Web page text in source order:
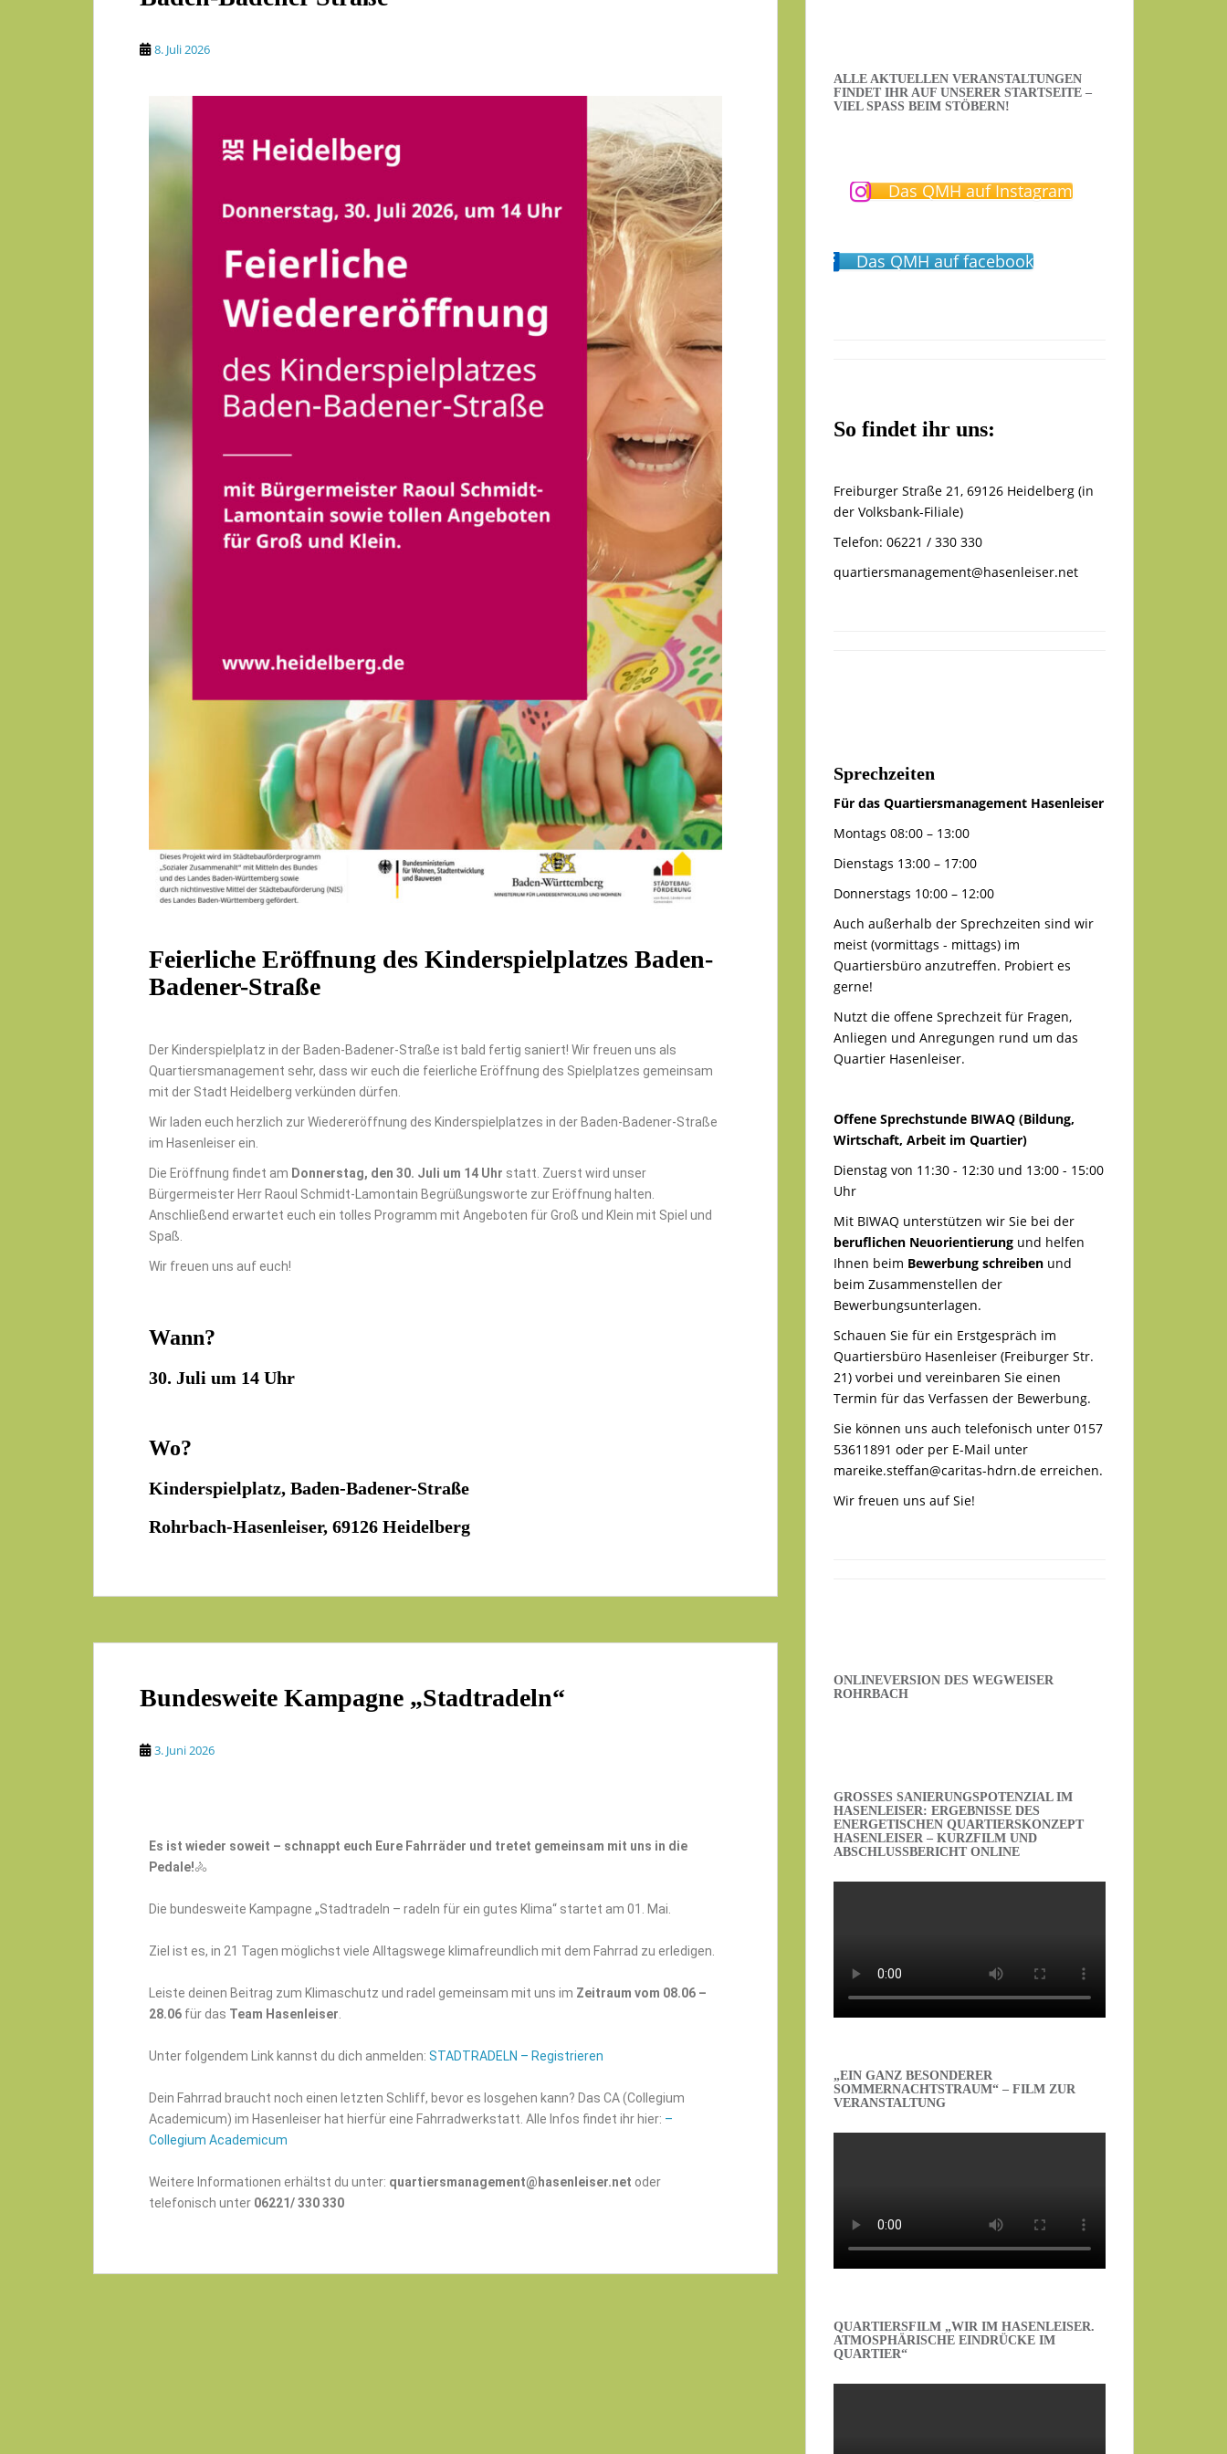
8. Juli 2026
Feierliche Eröffnung des Kinderspielplatzes Baden-
Badener-Straße
Der Kinderspielplatz in der Baden-Badener-Straße ist bald fertig saniert! Wir freuen uns als
Quartiersmanagement sehr, dass wir euch die feierliche Eröffnung des Spielplatzes gemeinsam
mit der Stadt Heidelberg verkünden dürfen.
Wir laden euch herzlich zur Wiedereröffnung des Kinderspielplatzes in der Baden-Badener-Straße
im Hasenleiser ein.
Die Eröffnung findet am Donnerstag, den 30. Juli um 14 Uhr statt. Zuerst wird unser
Bürgermeister Herr Raoul Schmidt-Lamontain Begrüßungsworte zur Eröffnung halten.
Anschließend erwartet euch ein tolles Programm mit Angeboten für Groß und Klein mit Spiel und
Spaß.
Wir freuen uns auf euch!
Wann?
30. Juli um 14 Uhr
Wo?
Kinderspielplatz, Baden-Badener-Straße
Rohrbach-Hasenleiser, 69126 Heidelberg
Bundesweite Kampagne „Stadtradeln“
3. Juni 2026
Es ist wieder soweit – schnappt euch Eure Fahrräder und tretet gemeinsam mit uns in die
Pedale!🚴
Die bundesweite Kampagne „Stadtradeln – radeln für ein gutes Klima“ startet am 01. Mai.
Ziel ist es, in 21 Tagen möglichst viele Alltagswege klimafreundlich mit dem Fahrrad zu erledigen.
Leiste deinen Beitrag zum Klimaschutz und radel gemeinsam mit uns im Zeitraum vom 08.06 –
28.06 für das Team Hasenleiser
Unter folgendem Link kannst du dich anmelden: STADTRADELN – Registrieren
Dein Fahrrad braucht noch einen letzten Schliff, bevor es losgehen kann? Das CA (Collegium
Academicum) im Hasenleiser hat hierfür eine Fahrradwerkstatt. Alle Infos findet ihr hier: –
Collegium Academicum
Weitere Informationen erhältst du unter: quartiersmanagement@hasenleiser.net oder
telefonisch unter 06221/ 330 330
ALLE AKTUELLEN VERANSTALTUNGEN
FINDET IHR AUF UNSERER STARTSEITE –
VIEL SPASS BEIM STÖBERN!
Das QMH auf Instagram
Das QMH auf facebook
So findet ihr uns:
Freiburger Straße 21, 69126 Heidelberg (in
der Volksbank-Filiale)
Telefon: 06221 / 330 330
quartiersmanagement@hasenleiser.net
Sprechzeiten
Für das Quartiersmanagement Hasenleiser
Montags 08:00 – 13:00
Dienstags 13:00 – 17:00
Donnerstags 10:00 – 12:00
Auch außerhalb der Sprechzeiten sind wir
meist (vormittags - mittags) im
Quartiersbüro anzutreffen. Probiert es
gerne!
Nutzt die offene Sprechzeit für Fragen,
Anliegen und Anregungen rund um das
Quartier Hasenleiser.
Offene Sprechstunde BIWAQ (Bildung,
Wirtschaft, Arbeit im Quartier)
Dienstag von 11:30 - 12:30 und 13:00 - 15:00
Uhr
Mit BIWAQ unterstützen wir Sie bei der
beruflichen Neuorientierung und helfen
Ihnen beim Bewerbung schreiben und
beim Zusammenstellen der
Bewerbungsunterlagen.
Schauen Sie für ein Erstgespräch im
Quartiersbüro Hasenleiser (Freiburger Str.
21) vorbei und vereinbaren Sie einen
Termin für das Verfassen der Bewerbung.
Sie können uns auch telefonisch unter 0157
53611891 oder per E-Mail unter
mareike.steffan@caritas-hdrn.de erreichen.
Wir freuen uns auf Sie!
ONLINEVERSION DES WEGWEISER
ROHRBACH
GROSSES SANIERUNGSPOTENZIAL IM H
ASENLEISER: ERGEBNISSE DES E
NERGETISCHEN QUARTIERSKONZEPT H
ASENLEISER – KURZFILM UND A
BSCHLUSSBERICHT ONLINE
„EIN GANZ BESONDERER
SOMMERNACHTSTRAUM“ – FILM ZUR
VERANSTALTUNG
QUARTIERSFILM „WIR IM HASENLEISER.
ATMOSPHÄRISCHE EINDRÜCKE IM
QUARTIER“